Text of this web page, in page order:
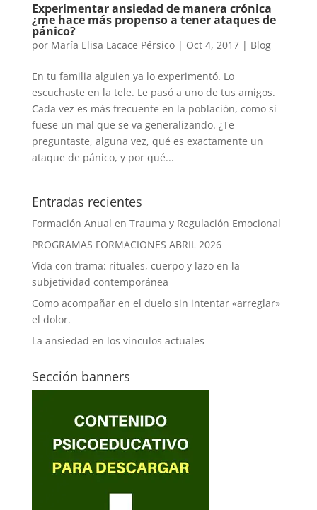
Experimentar ansiedad de manera crónica
¿me hace más propenso a tener ataques de
pánico?
por María Elisa Lacace Pérsico| Oct 4, 2017| Blog
En tu familia alguien ya lo experimentó. Lo
escuchaste en la tele. Le pasó a uno de tus amigos.
Cada vez es más frecuente en la población, como si
fuese un mal que se va generalizando. ¿Te
preguntaste, alguna vez, qué es exactamente un
ataque de pánico, y por qué...
Entradas recientes
Formación Anual en Trauma y Regulación Emocional
PROGRAMAS FORMACIONES ABRIL 2026
Vida con trama: rituales, cuerpo y lazo en la
subjetividad contemporánea
Como acompañar en el duelo sin intentar «arreglar»
el dolor.
La ansiedad en los vínculos actuales
Sección banners